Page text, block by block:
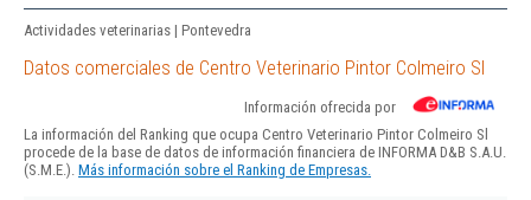
Actividades veterinarias | Pontevedra
Datos comerciales de Centro Veterinario Pintor Colmeiro Sl
Información ofrecida por
La información del Ranking que ocupa Centro Veterinario Pintor Colmeiro Sl
procede de la base de datos de información financiera de INFORMA D&B S.A.U.
(S.M.E.). Más información sobre el Ranking de Empresas.